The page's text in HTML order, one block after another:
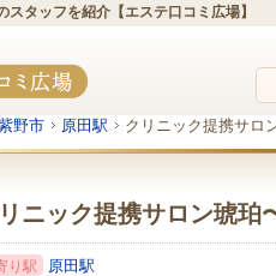
タッフを紹介【エステ口コミ広場】
野市 原田駅 クリニック提携サロ
ニック提携サロン琥珀
り駅 原田駅